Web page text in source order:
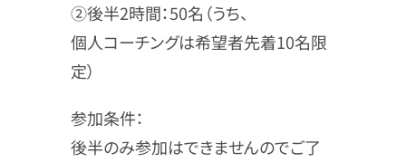
②後半2時間：50名（うち、
個人コーチングは希望者先着10名限
定）
参加条件：
後半のみ参加はできませんのでご了